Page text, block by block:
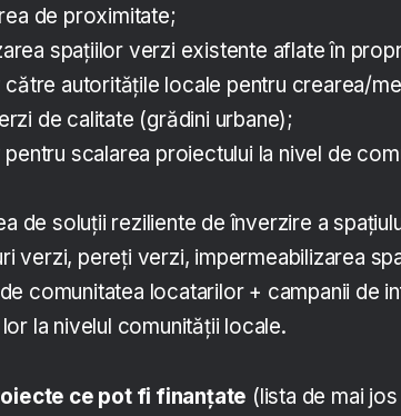
de proximitate;
spațiilor verzi existente aflate în
autoritățile locale pentru crearea/
de calitate (grădini urbane);
scalarea proiectului la nivel de
de soluții reziliente de înverzire a
verzi, pereți verzi, impermeabilizarea
comunitatea locatarilor + campanii de
la nivelul comunității locale.
ce pot fi finanțate (lista de mai